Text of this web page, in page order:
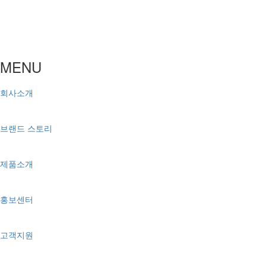
MENU
회사소개
브랜드 스토리
제품소개
홍보센터
고객지원